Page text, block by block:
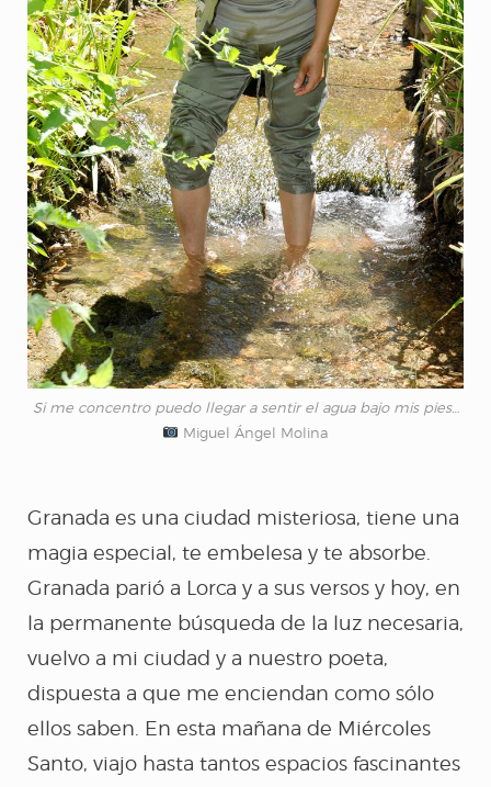
INICIO
Eva
Espectáculos
YERBAGÜENA
(oscuro brillante)
RE-FRACCIÓN
(Desde mis ojos)
AL IGUAL QUE TÚ
D´MADRUGÁ
CUENTOS DE
AZÚCAR
Si me concentro puedo llegar a sentir el agua bajo mis pies…
Miguel Ángel Molina
Granada es una ciudad misteriosa, tiene una
magia especial, te embelesa y te absorbe.
Granada parió a Lorca y a sus versos y hoy, en
la permanente búsqueda de la luz necesaria,
vuelvo a mi ciudad y a nuestro poeta,
dispuesta a que me enciendan como sólo
ellos saben. En esta mañana de Miércoles
Santo, viajo hasta tantos espacios fascinantes